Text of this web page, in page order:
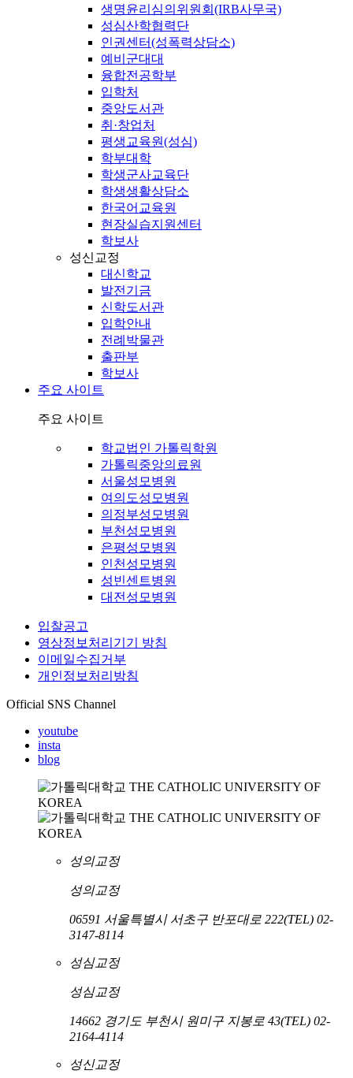
생명윤리심의위원회(IRB사무국)
성심산학협력단
인권센터(성폭력상담소)
예비군대대
융합전공학부
입학처
중앙도서관
취·창업처
평생교육원(성심)
학부대학
학생군사교육단
학생생활상담소
한국어교육원
현장실습지원센터
학보사
성신교정
대신학교
발전기금
신학도서관
입학안내
전례박물관
출판부
학보사
주요 사이트
주요 사이트
학교법인 가톨릭학원
가톨릭중앙의료원
서울성모병원
여의도성모병원
의정부성모병원
부천성모병원
은평성모병원
인천성모병원
성빈센트병원
대전성모병원
입찰공고
영상정보처리기기 방침
이메일수집거부
개인정보처리방침
Official SNS Channel
youtube
insta
blog
성의교정
성의교정
06591 서울특별시 서초구 반포대로 222(TEL) 02-
3147-8114
성심교정
성심교정
14662 경기도 부천시 원미구 지봉로 43(TEL) 02-
2164-4114
성신교정